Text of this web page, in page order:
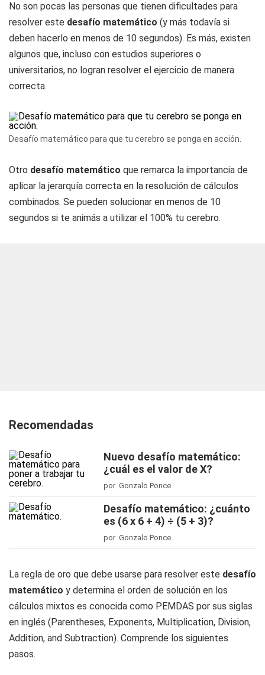
No son pocas las personas que tienen dificultades para
resolver este desafío matemático (y más todavía si
deben hacerlo en menos de 10 segundos). Es más, existen
algunos que, incluso con estudios superiores o
universitarios, no logran resolver el ejercicio de manera
correcta.
Desafío matemático para que tu cerebro se ponga en acción.
Otro desafío matemático que remarca la importancia de
aplicar la jerarquía correcta en la resolución de cálculos
combinados. Se pueden solucionar en menos de 10
segundos si te animás a utilizar el 100% tu cerebro.
Recomendadas
Nuevo desafío matemático:
¿cuál es el valor de X?
por Gonzalo Ponce
Desafío matemático: ¿cuánto
es (6 x 6 + 4) ÷ (5 + 3)?
por Gonzalo Ponce
La regla de oro que debe usarse para resolver este desafío
matemático y determina el orden de solución en los
cálculos mixtos es conocida como PEMDAS por sus siglas
en inglés (Parentheses, Exponents, Multiplication, Division,
Addition, and Subtraction). Comprende los siguientes
pasos.